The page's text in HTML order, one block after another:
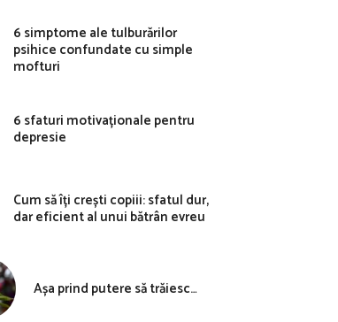
6 simptome ale tulburărilor
psihice confundate cu simple
mofturi
6 sfaturi motivaționale pentru
depresie
Cum să îți crești copiii: sfatul dur,
dar eficient al unui bătrân evreu
Așa prind putere să trăiesc…